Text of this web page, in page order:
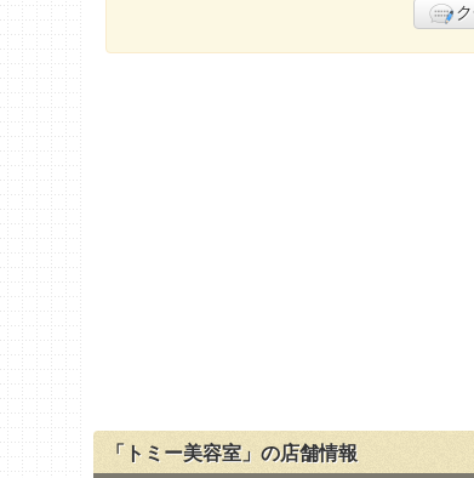
「トミー美容室」の店舗情報